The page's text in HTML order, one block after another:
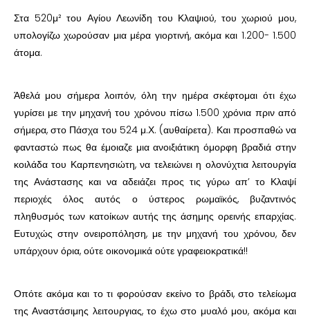
Στα 520μ² του Αγίου Λεωνίδη του Κλαψιού, του χωριού μου,
υπολογίζω χωρούσαν μια μέρα γιορτινή, ακόμα και 1.200- 1.500
άτομα.
Άθελά μου σήμερα λοιπόν, όλη την ημέρα σκέφτομαι ότι έχω
γυρίσει με την μηχανή του χρόνου πίσω 1.500 χρόνια πριν από
σήμερα, στο Πάσχα του 524 μ.Χ. (αυθαίρετα). Και προσπαθώ να
φανταστώ πως θα έμοιαζε μια ανοιξιάτικη όμορφη βραδιά στην
κοιλάδα του Καρπενησιώτη, να τελειώνει η ολονύχτια λειτουργία
της Ανάστασης και να αδειάζει προς τις γύρω απ’ το Κλαψί
περιοχές όλος αυτός ο ύστερος ρωμαϊκός, βυζαντινός
πληθυσμός των κατοίκων αυτής της άσημης ορεινής επαρχίας.
Ευτυχώς στην ονειροπόληση, με την μηχανή του χρόνου, δεν
υπάρχουν όρια, ούτε οικονομικά ούτε γραφειοκρατικά!!
Οπότε ακόμα και το τι φορούσαν εκείνο το βράδι, στο τελείωμα
της Αναστάσιμης λειτουργιας, το έχω στο μυαλό μου, ακόμα και